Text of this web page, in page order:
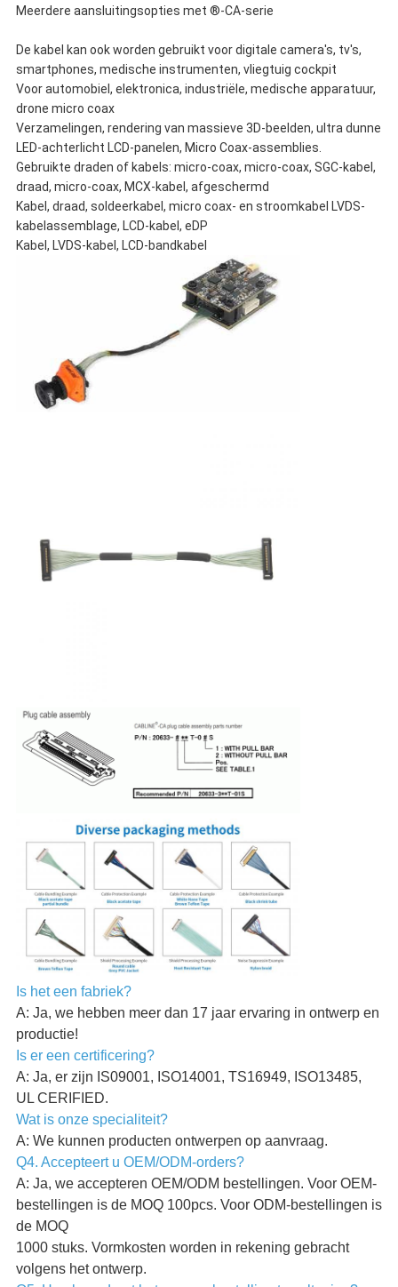
Meerdere aansluitingsopties met ®-CA-serie
De kabel kan ook worden gebruikt voor digitale camera's, tv's,
smartphones, medische instrumenten, vliegtuig cockpit
Voor automobiel, elektronica, industriële, medische apparatuur,
drone micro coax
Verzamelingen, rendering van massieve 3D-beelden, ultra dunne
LED-achterlicht LCD-panelen, Micro Coax-assemblies.
Gebruikte draden of kabels: micro-coax, micro-coax, SGC-kabel,
draad, micro-coax, MCX-kabel, afgeschermd
Kabel, draad, soldeerkabel, micro coax- en stroomkabel LVDS-
kabelassemblage, LCD-kabel, eDP
Kabel, LVDS-kabel, LCD-bandkabel
Is het een fabriek?
A: Ja, we hebben meer dan 17 jaar ervaring in ontwerp en
productie!
Is er een certificering?
A: Ja, er zijn IS09001, ISO14001, TS16949, ISO13485,
UL CERIFIED.
Wat is onze specialiteit?
A: We kunnen producten ontwerpen op aanvraag.
Q4. Accepteert u OEM/ODM-orders?
A: Ja, we accepteren OEM/ODM bestellingen. Voor OEM-
bestellingen is de MOQ 100pcs. Voor ODM-bestellingen is
de MOQ
1000 stuks. Vormkosten worden in rekening gebracht
volgens het ontwerp.